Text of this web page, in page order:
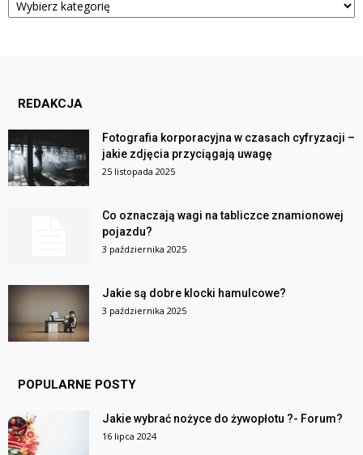
REDAKCJA
Fotografia korporacyjna w czasach cyfryzacji –
jakie zdjęcia przyciągają uwagę
25 listopada 2025
Co oznaczają wagi na tabliczce znamionowej
pojazdu?
3 października 2025
Jakie są dobre klocki hamulcowe?
3 października 2025
POPULARNE POSTY
Jakie wybrać nożyce do żywopłotu ?- Forum?
16 lipca 2024